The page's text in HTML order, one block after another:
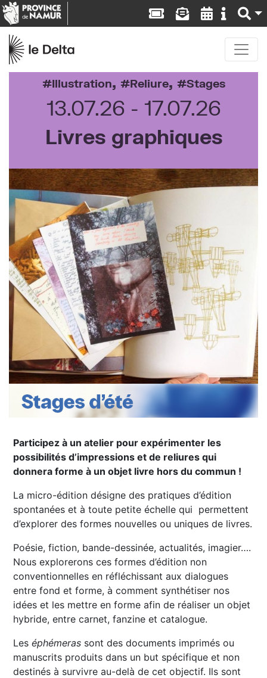
Illustration, Reliure, Stages
13.07.26
17.07.26
Livres graphiques
Participez à un atelier pour expérimenter les
possibilités d’impressions et de reliures qui
donnera forme à un objet livre hors du commun !
La micro-édition désigne des pratiques d’édition
spontanées et à toute petite échelle qui permettent
d’explorer des formes nouvelles ou uniques de livres.
Poésie, fiction, bande-dessinée, actualités, imagier….
Nous explorerons ces formes d’édition non
conventionnelles en réfléchissant aux dialogues
entre fond et forme, à comment synthétiser nos
idées et les mettre en forme afin de réaliser un objet
hybride, entre carnet, fanzine et catalogue.
Leséphémeras sont des documents imprimés ou
manuscrits produits dans un but spécifique et non
destinés à survivre au-delà de cet objectif. Ils sont